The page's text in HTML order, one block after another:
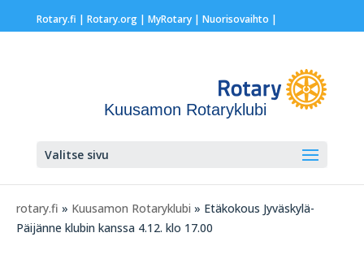
Rotary.fi | Rotary.org| MyRotary | Nuorisovaihto |
Kuusamon Rotaryklubi
Valitse sivu
rotary.fi » Kuusamon Rotaryklubi » Etäkokous Jyväskylä-
Päijänne klubin kanssa 4.12. klo 17.00